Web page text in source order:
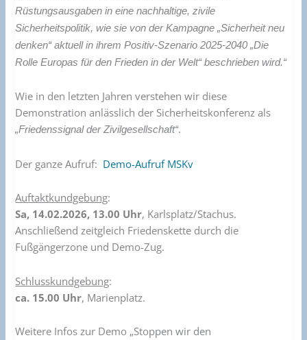
Rüstungsausgaben in eine nachhaltige, zivile
Sicherheitspolitik, wie sie von der Kampagne „Sicherheit neu
denken“ aktuell in ihrem Positiv-Szenario 2025-2040 „Die
Rolle Europas für den Frieden in der Welt“ beschrieben wird.“
Wie in den letzten Jahren verstehen wir diese
Demonstration anlässlich der Sicherheitskonferenz als
„Friedenssignal der Zivilgesellschaft“.
Der ganze Aufruf: Demo-Aufruf MSKv
Auftaktkundgebung:
Sa, 14.02.2026, 13.00 Uhr, Karlsplatz/Stachus.
Anschließend zeitgleich Friedenskette durch die
Fußgängerzone und Demo-Zug.
Schlusskundgebung:
ca. 15.00 Uhr, Marienplatz.
Weitere Infos zur Demo „Stoppen wir den